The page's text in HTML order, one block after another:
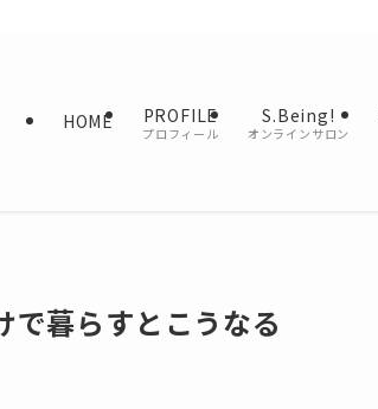
HOME PROFILE
プロフィール
S.Being!
オンラインサロン
で暮らすとこうなる